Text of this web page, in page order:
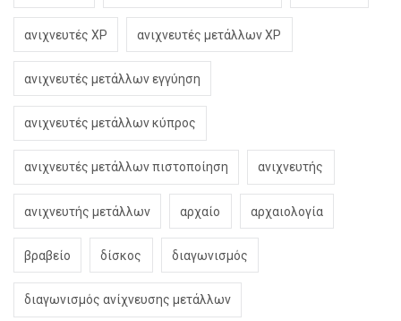
ανιχνευτές XP ανιχνευτές μετάλλων XP
ανιχνευτές μετάλλων εγγύηση
ανιχνευτές μετάλλων κύπρος
ανιχνευτές μετάλλων πιστοποίηση ανιχνευτής
ανιχνευτής μετάλλων αρχαίο αρχαιολογία
βραβείο δίσκος διαγωνισμός
διαγωνισμός ανίχνευσης μετάλλων